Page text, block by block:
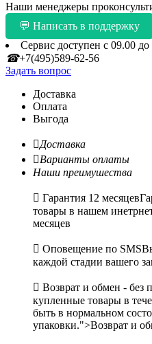
Наши менеджеры
💬 Написать в поддержку
Сервис доступен с 09.00 до
☎+7(495)589-62-56
Задать вопрос
Доставка
Оплата
Выгода
Доставка
Варианты оплаты
Наши преимушества
 Гарантия 12 месяцев
товары в нашем
месяцев
 Оповещение по SMS
каждой стадии вашего
 Возврат и обмен - без
купленные товары в
быть в нормальном
упаковки.">Возврат и